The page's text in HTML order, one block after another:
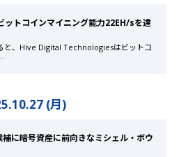
トコインマイニング能力22EH/sを達
と、Hive Digital Technologiesはビットコ
(月)
補に暗号資産に前向きなミシェル・ボウ